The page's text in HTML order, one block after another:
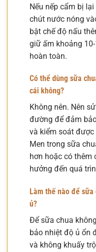
Nếu nếp cẩm bị
chút nước nóng
bật chế độ nấu
giữ ấm khoảng
hoàn toàn.
Có thể dùng sữa
cái không?
Không nên. Nên
đường để đảm
và kiểm soát
Men trong sữa
hơn hoặc có thêm
hưởng đến quá
Làm thế nào để
ủ?
Để sữa chua
bảo nhiệt độ ủ ổn
và không khuấy